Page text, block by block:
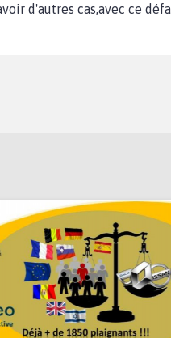
d'autres cas,avec ce